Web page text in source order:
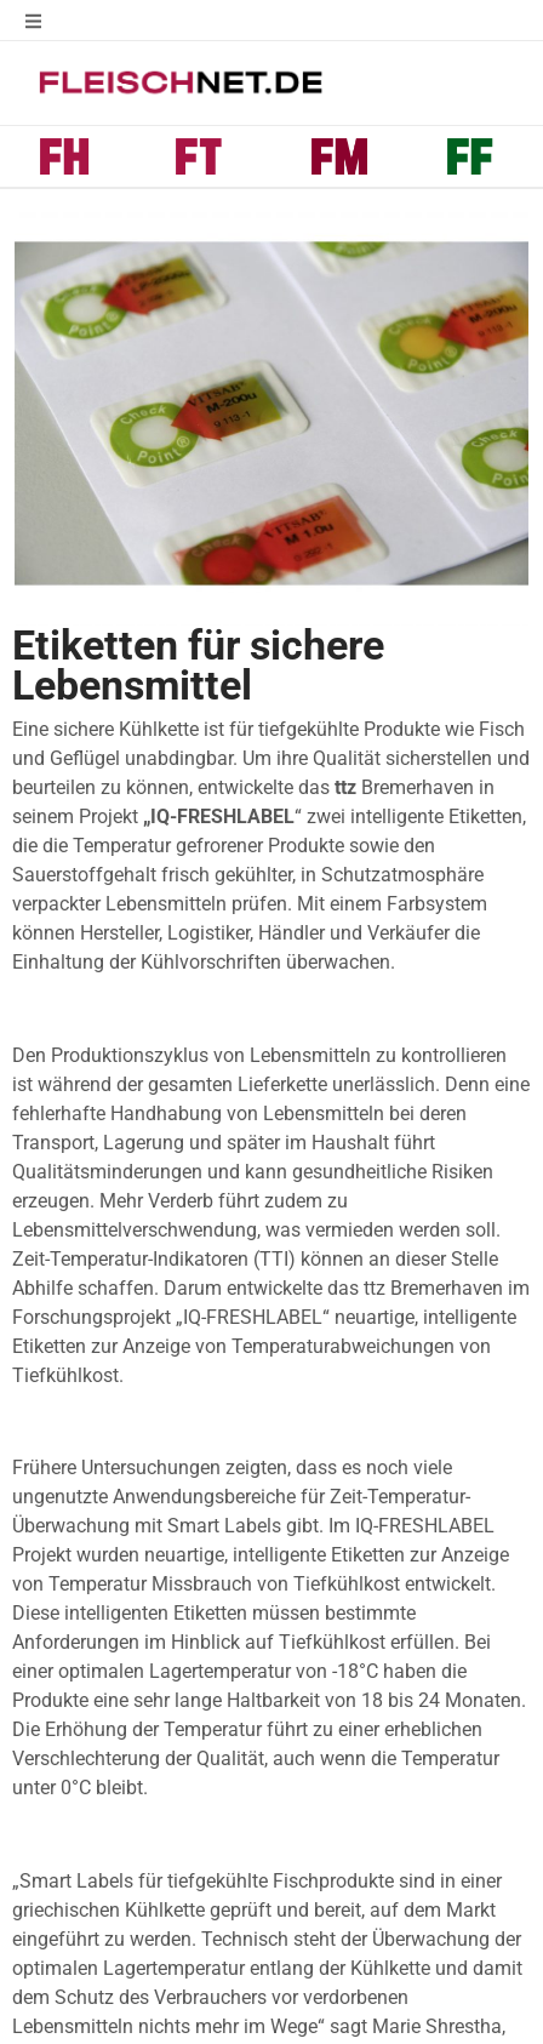
Etiketten für sichere
Lebensmittel
Eine sichere Kühlkette ist für tiefgekühlte Produkte wie Fisch
und Geflügel unabdingbar. Um ihre Qualität sicherstellen und
beurteilen zu können, entwickelte das ttz Bremerhaven in
seinem Projekt „IQ-FRESHLABEL“ zwei intelligente Etiketten,
die die Temperatur gefrorener Produkte sowie den
Sauerstoffgehalt frisch gekühlter, in Schutzatmosphäre
verpackter Lebensmitteln prüfen. Mit einem Farbsystem
können Hersteller, Logistiker, Händler und Verkäufer die
Einhaltung der Kühlvorschriften überwachen.
Den Produktionszyklus von Lebensmitteln zu kontrollieren
ist während der gesamten Lieferkette unerlässlich. Denn eine
fehlerhafte Handhabung von Lebensmitteln bei deren
Transport, Lagerung und später im Haushalt führt
Qualitätsminderungen und kann gesundheitliche Risiken
erzeugen. Mehr Verderb führt zudem zu
Lebensmittelverschwendung, was vermieden werden soll.
Zeit-Temperatur-Indikatoren (TTI) können an dieser Stelle
Abhilfe schaffen. Darum entwickelte das ttz Bremerhaven im
Forschungsprojekt „IQ-FRESHLABEL“ neuartige, intelligente
Etiketten zur Anzeige von Temperaturabweichungen von
Tiefkühlkost.
Frühere Untersuchungen zeigten, dass es noch viele
ungenutzte Anwendungsbereiche für Zeit-Temperatur-
Überwachung mit Smart Labels gibt. Im IQ-FRESHLABEL
Projekt wurden neuartige, intelligente Etiketten zur Anzeige
von Temperatur Missbrauch von Tiefkühlkost entwickelt.
Diese intelligenten Etiketten müssen bestimmte
Anforderungen im Hinblick auf Tiefkühlkost erfüllen. Bei
einer optimalen Lagertemperatur von -18°C haben die
Produkte eine sehr lange Haltbarkeit von 18 bis 24 Monaten.
Die Erhöhung der Temperatur führt zu einer erheblichen
Verschlechterung der Qualität, auch wenn die Temperatur
unter 0°C bleibt.
„Smart Labels für tiefgekühlte Fischprodukte sind in einer
griechischen Kühlkette geprüft und bereit, auf dem Markt
eingeführt zu werden. Technisch steht der Überwachung der
optimalen Lagertemperatur entlang der Kühlkette und damit
dem Schutz des Verbrauchers vor verdorbenen
Lebensmitteln nichts mehr im Wege“ sagt Marie Shrestha,